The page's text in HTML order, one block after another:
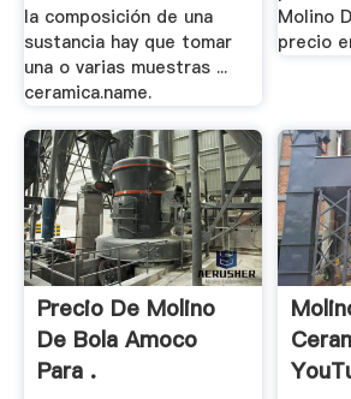
la composición de una
sustancia hay que tomar
una o varias muestras ...
ceramica.name.
Molino
precio
Precio De Molino
De Bola Amoco
Para .